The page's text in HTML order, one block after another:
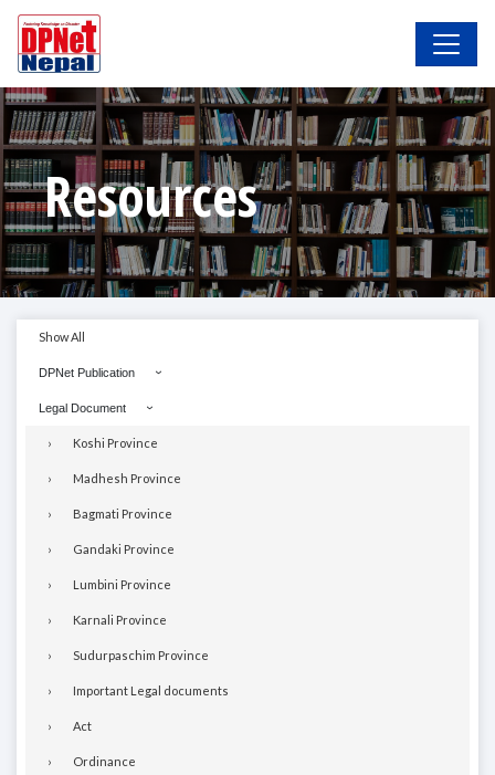
Resources
Show All
DPNet Publication
Legal Document
Koshi Province
Madhesh Province
Bagmati Province
Gandaki Province
Lumbini Province
Karnali Province
Sudurpaschim Province
Important Legal documents
Act
Ordinance